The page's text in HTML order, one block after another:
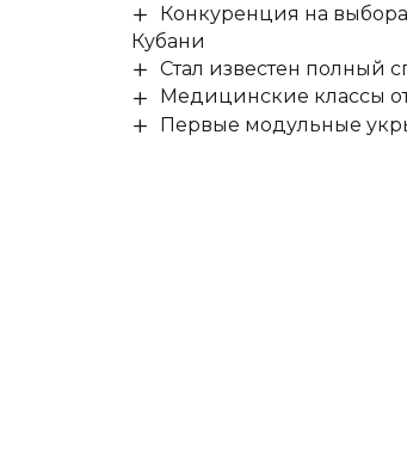
Конкуренция на
Кубани
Стал известен полный
Медицинские классы
Первые модульные